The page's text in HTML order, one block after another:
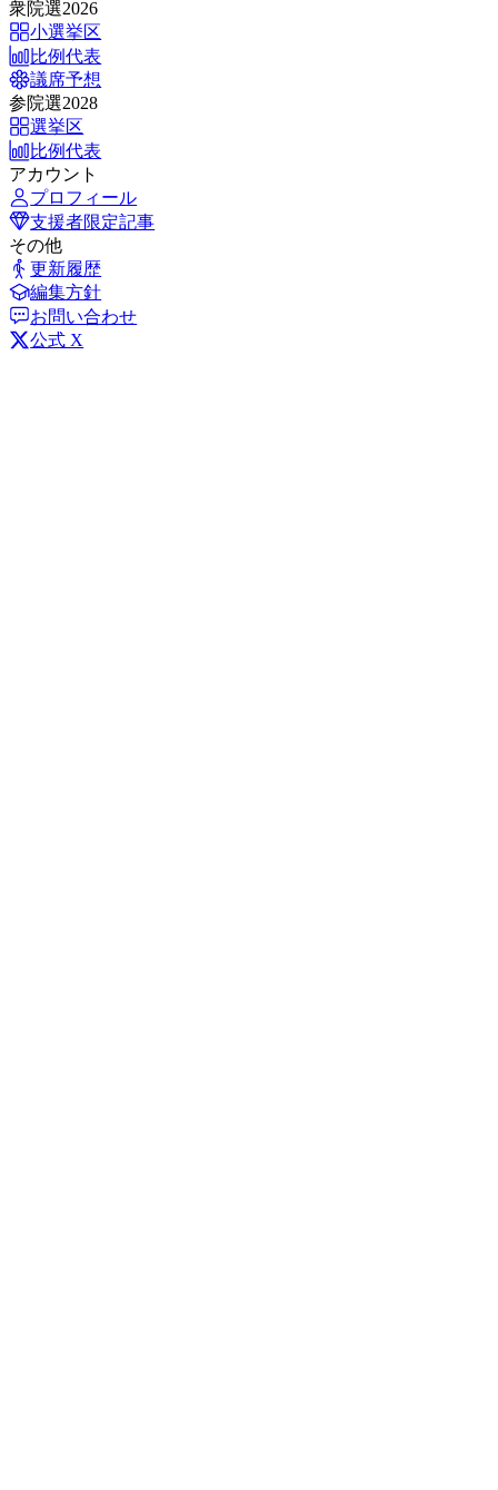
衆院選2026
小選挙区
比例代表
議席予想
参院選2028
選挙区
比例代表
アカウント
プロフィール
支援者限定記事
その他
更新履歴
編集方針
お問い合わせ
公式 X